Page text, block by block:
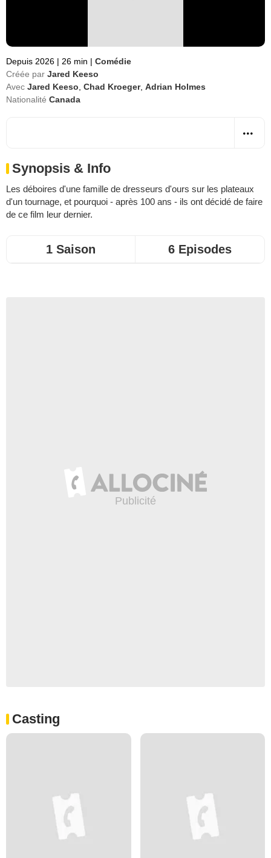
Depuis 2026 | 26 min | Comédie
Créée par Jared Keeso
Avec Jared Keeso Chad Kroeger, Adrian Holmes
Nationalité Canada
Synopsis & Info
Les déboires d'une famille de dresseurs d'ours sur les plateaux
d'un tournage, et pourquoi - après 100 ans - ils ont décidé de faire
de ce film leur dernier.
1 Saison 6 Episodes
Casting